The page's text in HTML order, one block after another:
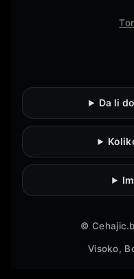
Da li
©
Visoko,